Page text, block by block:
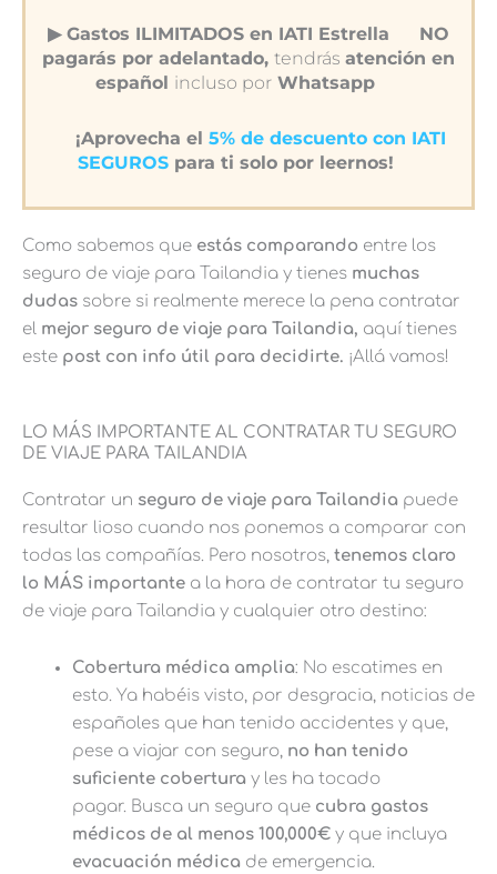
▶︎ Gastos ILIMITADOS en IATI Estrella
NO
pagarás por adelantado, tendrás atención en
español incluso por Whatsapp
¡Aprovecha el 5% de descuento con IATI
SEGUROSpara ti solo por leernos!
Como sabemos que estás comparando entre los
seguro de viaje para Tailandia y tienes muchas
dudas sobre si realmente merece la pena contratar
el mejor seguro de viaje para Tailandia, aquí tienes
este post con info útil para decidirte. ¡Allá vamos!
LO MÁS IMPORTANTE AL CONTRATAR TU SEGURO
DE VIAJE PARA TAILANDIA
Contratar un seguro de viaje para Tailandia puede
resultar lioso cuando nos ponemos a comparar con
todas las compañías. Pero nosotros, tenemos claro
lo MÁS importante a la hora de contratar tu seguro
de viaje para Tailandia y cualquier otro destino:
Cobertura médica amplia: No escatimes en
esto. Ya habéis visto, por desgracia, noticias de
españoles que han tenido accidentes y que,
pese a viajar con seguro, no han tenido
suficiente cobertura y les ha tocado
pagar. Busca un seguro que cubra gastos
médicos de al menos 100,000€ y que incluya
evacuación médica de emergencia.